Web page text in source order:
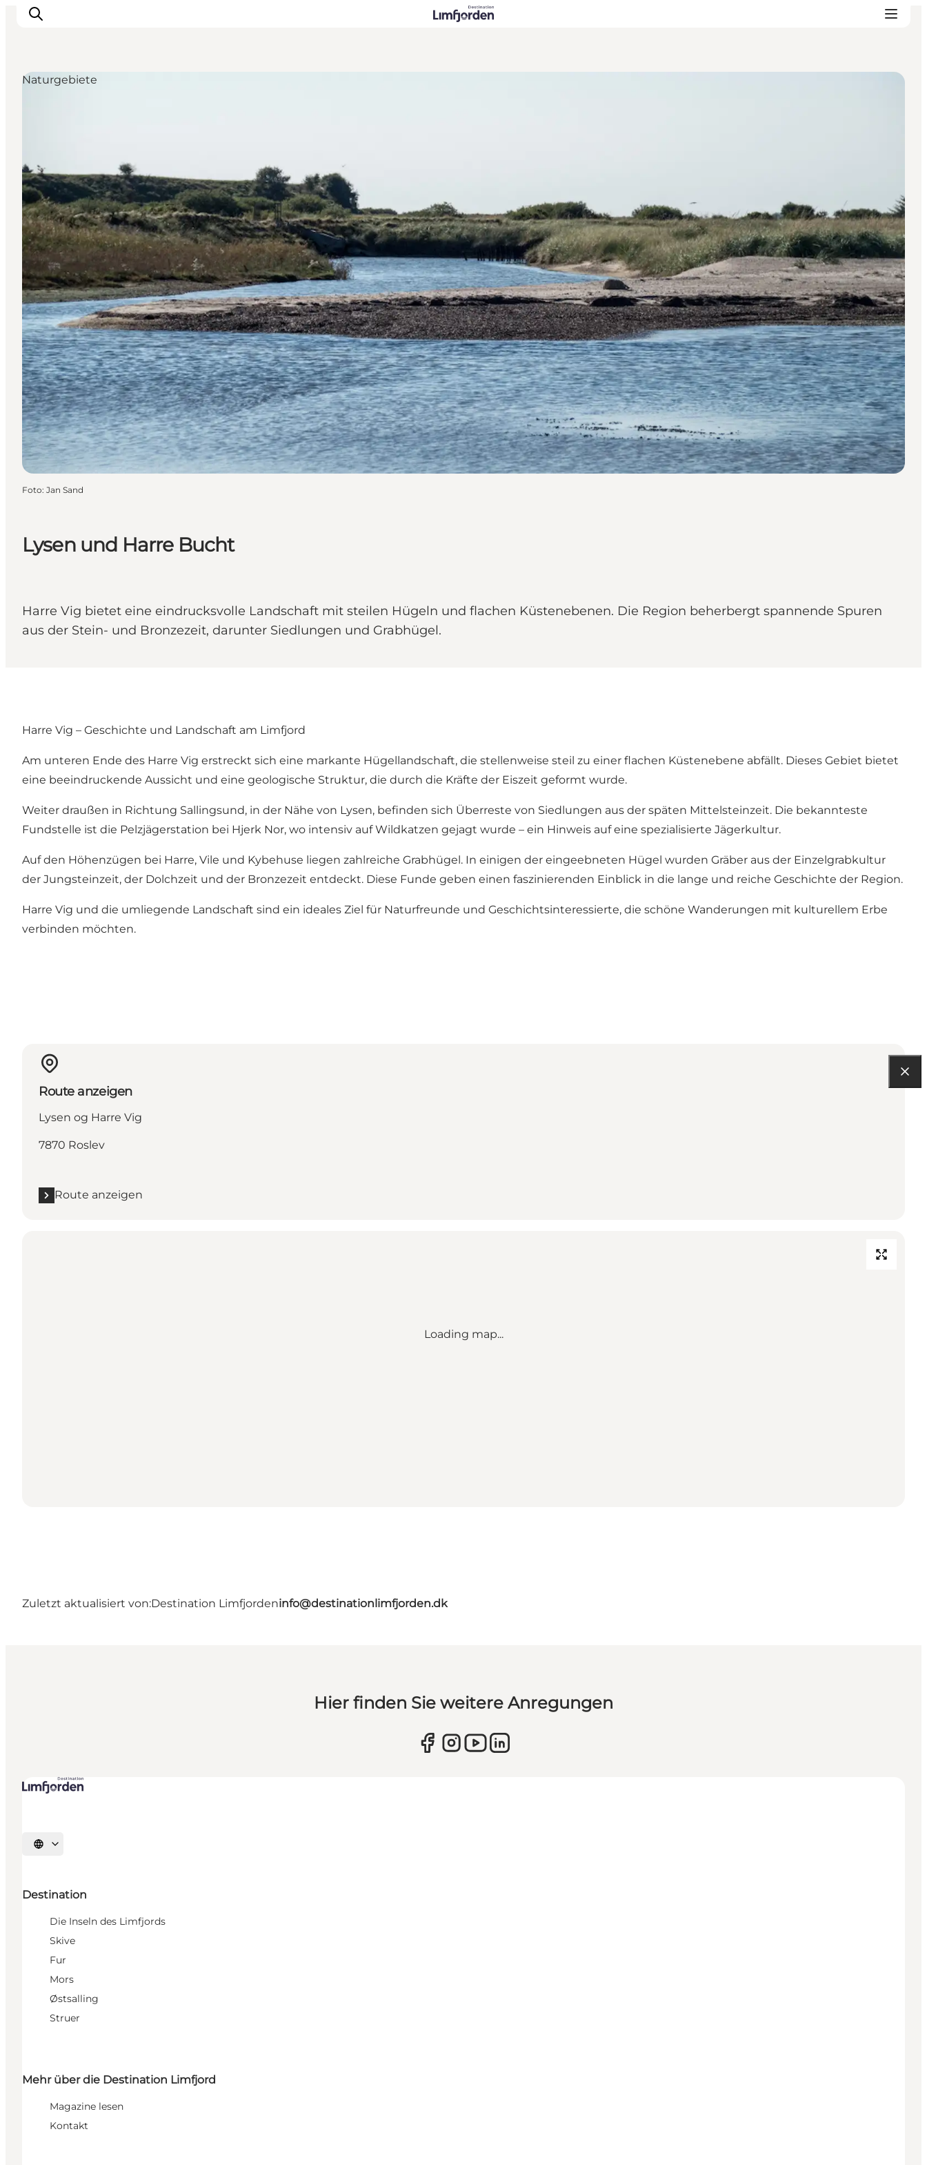
Lysen und Harre Bucht
Harre Vig bietet eine eindrucksvolle Landschaft mit steilen Hügeln und flachen Küstenebenen. Die Region beherbergt spannende Spuren
aus der Stein- und Bronzezeit, darunter Siedlungen und Grabhügel.
Naturgebiete
Foto: Jan Sand
Harre Vig – Geschichte und Landschaft am Limfjord
Am unteren Ende des Harre Vig erstreckt sich eine markante Hügellandschaft, die stellenweise steil zu einer flachen Küstenebene abfällt. Dieses Gebiet bietet
eine beeindruckende Aussicht und eine geologische Struktur, die durch die Kräfte der Eiszeit geformt wurde.
Weiter draußen in Richtung Sallingsund, in der Nähe von Lysen, befinden sich Überreste von Siedlungen aus der späten Mittelsteinzeit. Die bekannteste
Fundstelle ist die Pelzjägerstation bei Hjerk Nor, wo intensiv auf Wildkatzen gejagt wurde – ein Hinweis auf eine spezialisierte Jägerkultur.
Auf den Höhenzügen bei Harre, Vile und Kybehuse liegen zahlreiche Grabhügel. In einigen der eingeebneten Hügel wurden Gräber aus der Einzelgrabkultur
der Jungsteinzeit, der Dolchzeit und der Bronzezeit entdeckt. Diese Funde geben einen faszinierenden Einblick in die lange und reiche Geschichte der Region.
Harre Vig und die umliegende Landschaft sind ein ideales Ziel für Naturfreunde und Geschichtsinteressierte, die schöne Wanderungen mit kulturellem Erbe
verbinden möchten.
Route anzeigen
Lysen og Harre Vig
7870 Roslev
Route anzeigen
Loading map...
Zuletzt aktualisiert von:Destination Limfjordeninfo@destinationlimfjorden.dk
Hier finden Sie weitere Anregungen
Sprache auswählen
Destination
Die Inseln des Limfjords
Skive
Fur
Mors
Østsalling
Struer
Mehr über die Destination Limfjord
Magazine lesen
Kontakt